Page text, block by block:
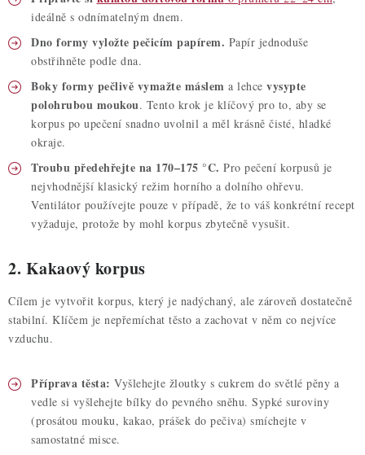
ideálně s odnímatelným dnem.
Dno formy vyložte pečicím papírem. Papír jednoduše
obstřihněte podle dna.
Boky formy pečlivě vymažte máslem a lehce vysypte
polohrubou moukou. Tento krok je klíčový pro to, aby se
korpus po upečení snadno uvolnil a měl krásně čisté, hladké
okraje.
Troubu předehřejte na 170–175 °C. Pro pečení korpusů je
nejvhodnější klasický režim horního a dolního ohřevu.
Ventilátor používejte pouze v případě, že to váš konkrétní recept
vyžaduje, protože by mohl korpus zbytečně vysušit.
2. Kakaový korpus
Cílem je vytvořit korpus, který je nadýchaný, ale zároveň dostatečně
stabilní. Klíčem je nepřemíchat těsto a zachovat v něm co nejvíce
vzduchu.
Příprava těsta: Vyšlehejte žloutky s cukrem do světlé pěny a
vedle si vyšlehejte bílky do pevného sněhu. Sypké suroviny
(prosátou mouku, kakao, prášek do pečiva) smíchejte v
samostatné misce.